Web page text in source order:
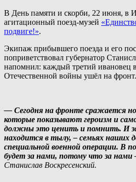
В День памяти и скорби, 22 июня, в
агитационный поезд-музей
подвиге!».
Экипаж прибывшего поезда и его
поприветствовал губернатор
напомнил: каждый третий ивановец
Отечественной войны ушёл на фронт.
— Сегодня на фронте сражается
которые показывают героизм и
должны это ценить и помнить. И
находится в тылу, – семьях наших
специальной военной операции. В
будет за нами, потому что за нами
Станислав Воскресенский.